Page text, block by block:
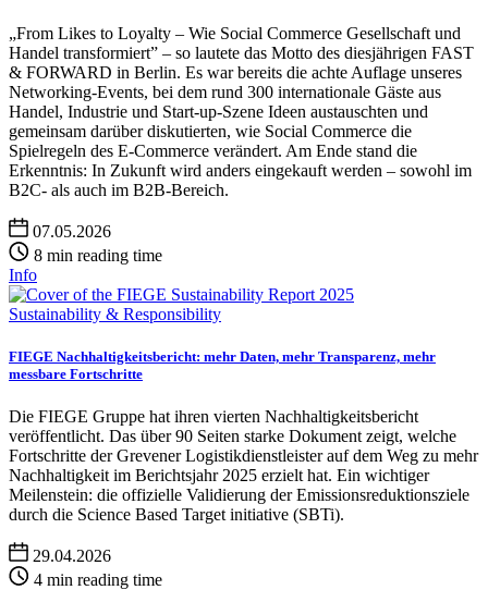
„From Likes to Loyalty – Wie Social Commerce Gesellschaft und
Handel transformiert” – so lautete das Motto des diesjährigen FAST
& FORWARD in Berlin. Es war bereits die achte Auflage unseres
Networking-Events, bei dem rund 300 internationale Gäste aus
Handel, Industrie und Start-up-Szene Ideen austauschten und
gemeinsam darüber diskutierten, wie Social Commerce die
Spielregeln des E-Commerce verändert. Am Ende stand die
Erkenntnis: In Zukunft wird anders eingekauft werden – sowohl im
B2C- als auch im B2B-Bereich.
07.05.2026
8 min reading time
Info
Sustainability & Responsibility
FIEGE Nachhaltigkeitsbericht: mehr Daten, mehr Transparenz, mehr
messbare Fortschritte
Die FIEGE Gruppe hat ihren vierten Nachhaltigkeitsbericht
veröffentlicht. Das über 90 Seiten starke Dokument zeigt, welche
Fortschritte der Grevener Logistikdienstleister auf dem Weg zu mehr
Nachhaltigkeit im Berichtsjahr 2025 erzielt hat. Ein wichtiger
Meilenstein: die offizielle Validierung der Emissionsreduktionsziele
durch die Science Based Target initiative (SBTi).
29.04.2026
4 min reading time